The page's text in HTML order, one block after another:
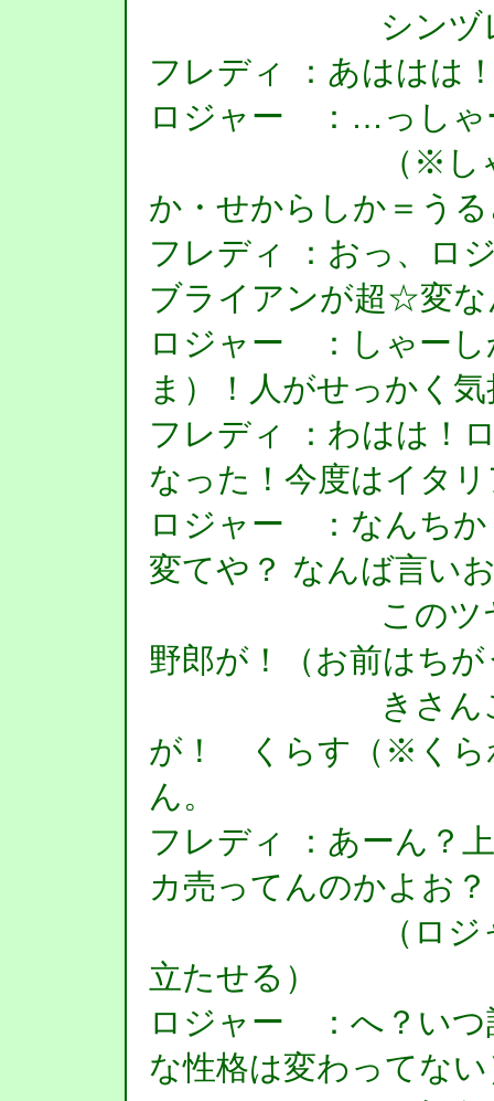
シンヅレー
フレディ ：あははは
ロジャー ：…っし
（※しゃーし
か・せからしか＝う
フレディ ：おっ、ロ
ブライアンが超☆変な
ロジャー ：しゃー
ま）！人がせっかく
フレディ ：わはは！
なった！今度はイタ
ロジャー ：なんち
変てや？ なんば言い
このツヤつけ
野郎が！（お前はち
きさんこそよ
が！ くらす（※くら
ん。
フレディ ：あーん？
カ売ってんのかよお？
（ロジャーの
立たせる）
ロジャー ：へ？いつ
な性格は変わってない